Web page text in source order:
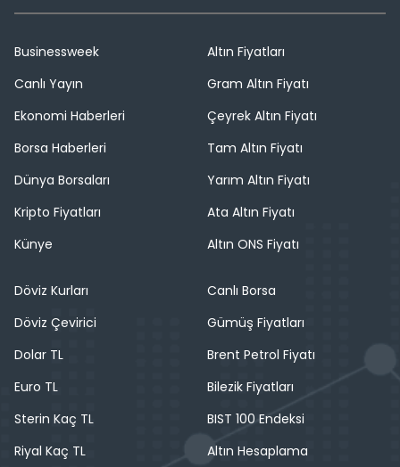
Businessweek
Canlı Yayın
Ekonomi Haberleri
Borsa Haberleri
Dünya Borsaları
Kripto Fiyatları
Künye
Altın Fiyatları
Gram Altın Fiyatı
Çeyrek Altın Fiyatı
Tam Altın Fiyatı
Yarım Altın Fiyatı
Ata Altın Fiyatı
Altın ONS Fiyatı
Döviz Kurları
Döviz Çevirici
Dolar TL
Euro TL
Sterin Kaç TL
Riyal Kaç TL
Canlı Borsa
Gümüş Fiyatları
Brent Petrol Fiyatı
Bilezik Fiyatları
BIST 100 Endeksi
Altın Hesaplama